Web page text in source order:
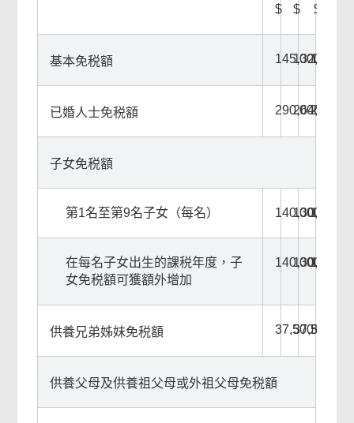
$ $ $
基本免税額 145,000
132,000
已婚人士免税額 290,000
264,000
子女免税額
第1名至第9名子女（每名） 140,000
130,000
在每名子女出生的課税年度，子
女免税額可獲額外增加
140,000
130,000
供養兄弟姊妹免税額 37,500
37,50037,500
供養父母及供養祖父母或外祖父母免税額